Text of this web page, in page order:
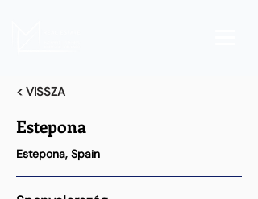
< VISSZA
Estepona
Estepona, Spain